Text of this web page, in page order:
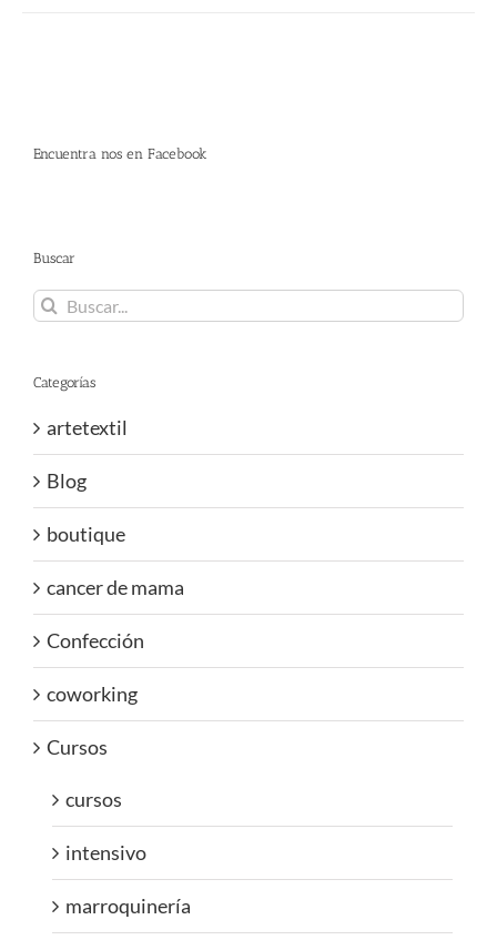
Encuentra nos en Facebook
Buscar
Buscar:
Categorías
artetextil
Blog
boutique
cancer de mama
Confección
coworking
Cursos
cursos
intensivo
marroquinería